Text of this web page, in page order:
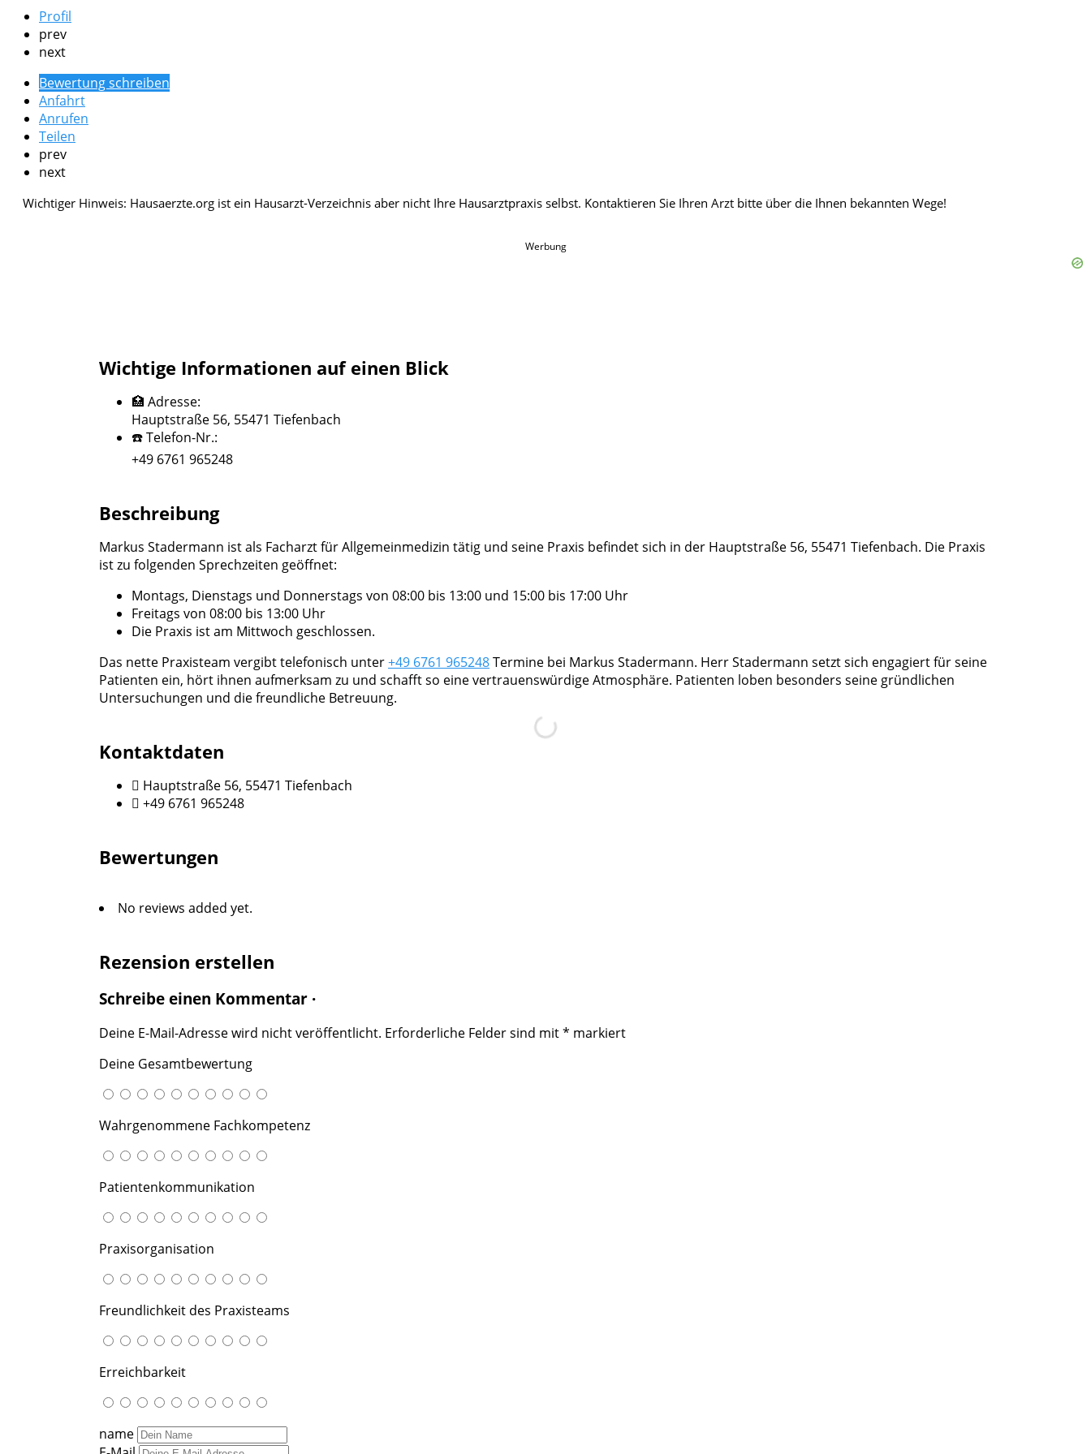
Profil
prev
next
Bewertung schreiben
Anfahrt
Anrufen
Teilen
prev
next
Werbung
Wichtige Informationen auf einen Blick
🏥 Adresse:
Hauptstraße 56, 55471 Tiefenbach
☎️ Telefon-Nr.:
+49 6761 965248
Beschreibung
Markus Stadermann ist als Facharzt für Allgemeinmedizin tätig und seine Praxis befindet sich in der Hauptstraße 56, 55471 Tiefenbach. Die Praxis
ist zu folgenden Sprechzeiten geöffnet:
Montags, Dienstags und Donnerstags von 08:00 bis 13:00 und 15:00 bis 17:00 Uhr
Freitags von 08:00 bis 13:00 Uhr
Die Praxis ist am Mittwoch geschlossen.
Das nette Praxisteam vergibt telefonisch unter+49 6761 965248Termine bei Markus Stadermann. Herr Stadermann setzt sich engagiert für seine
Patienten ein, hört ihnen aufmerksam zu und schafft so eine vertrauenswürdige Atmosphäre. Patienten loben besonders seine gründlichen
Untersuchungen und die freundliche Betreuung.
Kontaktdaten
Hauptstraße 56, 55471 Tiefenbach
+49 6761 965248
Bewertungen
No reviews added yet.
Rezension erstellen
Schreibe einen Kommentar ·
Deine E-Mail-Adresse wird nicht veröffentlicht. Erforderliche Felder sind mit* markiert
Deine Gesamtbewertung
Wahrgenommene Fachkompetenz
Patientenkommunikation
Praxisorganisation
Freundlichkeit des Praxisteams
Erreichbarkeit
name